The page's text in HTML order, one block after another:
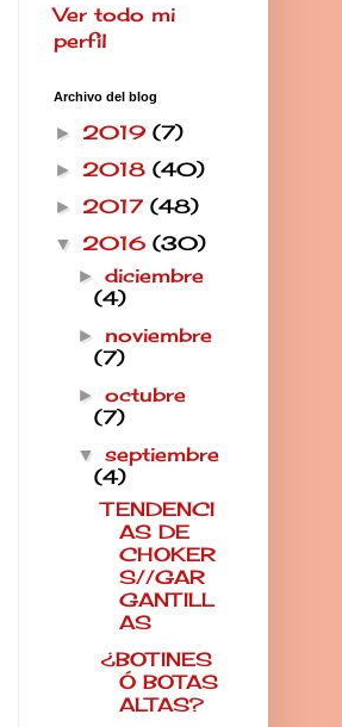
Ver todo mi
perfil
Archivo del blog
► 2019 (7)
► 2018 (40)
► 2017 (48)
▼ 2016 (30)
►diciembre
(4)
► noviembre
(7)
►octubre
(7)
▼septiembre
(4)
TENDENCI
AS DE
CHOKER
S//GAR
GANTILL
AS
¿BOTINES
Ó BOTAS
ALTAS?